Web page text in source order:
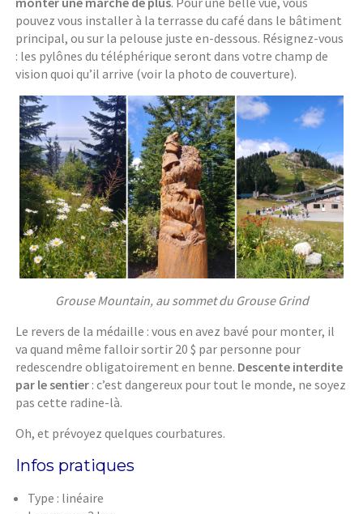
pouvez vous installer à la terrasse du café dans le bâtiment
principal, ou sur la pelouse juste en-dessous. Résignez-vous
: les pylônes du téléphérique seront dans votre champ de
vision quoi qu’il arrive (voir la photo de couverture).
Grouse Mountain, au sommet du Grouse Grind
Le revers de la médaille : vous en avez bavé pour monter, il
va quand même falloir sortir 20 $ par personne pour
redescendre obligatoirement en benne. Descente interdite
par le sentier : c’est dangereux pour tout le monde, ne soyez
pas cette radine-là.
Oh, et prévoyez quelques courbatures.
Infos pratiques
Type : linéaire